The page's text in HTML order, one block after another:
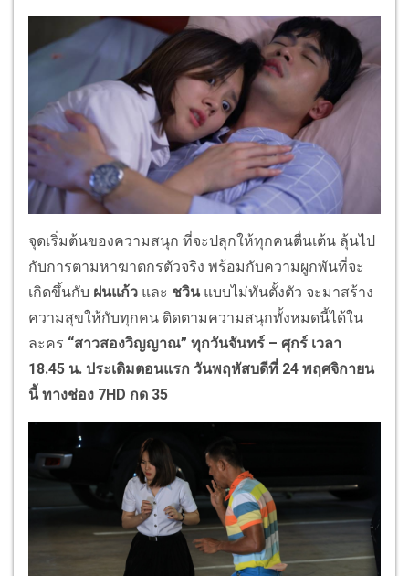
จุดเริ่มต้นของความสนุก ที่จะปลุกให้ทุกคนตื่นเต้น ลุ้นไป
กับการตามหาฆาตกรตัวจริง พร้อมกับความผูกพันที่จะ
เกิดขึ้นกับ ฝนแก้ว และ ชวินแบบไม่ทันตั้งตัว จะมาสร้าง
ความสุขให้กับทุกคน ติดตามความสนุกทั้งหมดนี้ได้ใน
ละคร “สาวสองวิญญาณ” ทุกวันจันทร์ – ศุกร์ เวลา
18.45 น. ประเดิมตอนแรก วันพฤหัสบดีที่ 24 พฤศจิกายน
นี้ ทางช่อง 7HD กด 35